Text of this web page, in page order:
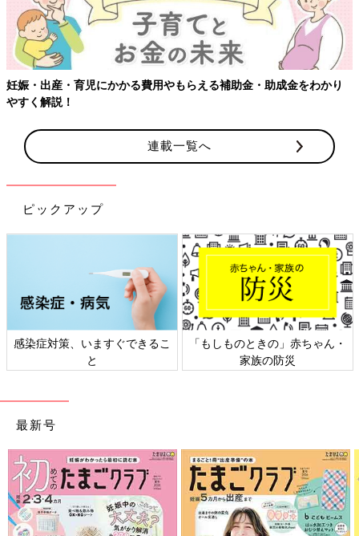
妊娠・出産・育児にかかる費用やもらえる補助金・助成金をわかり
やすく解説！
連載一覧へ
ピックアップ
感染症対策、いますぐできるこ
と
「もしものときの」赤ちゃん・
家族の防災
最新号